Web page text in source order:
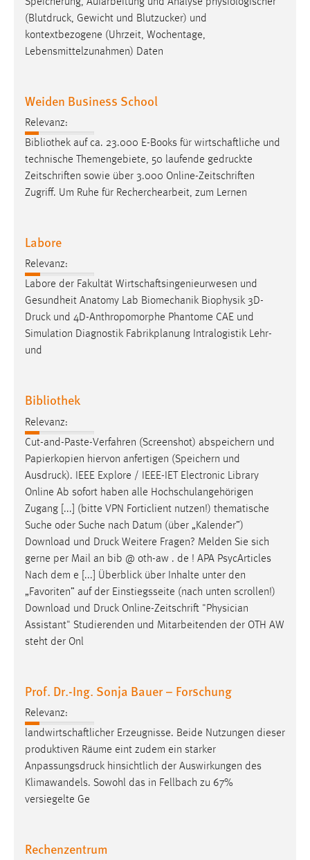
(Blutdruck, Gewicht und Blutzucker) und
kontextbezogene (Uhrzeit, Wochentage,
Lebensmittelzunahmen) Daten
Weiden Business School
Relevanz:
Bibliothek auf ca. 23.000 E-Books für wirtschaftliche und
technische Themengebiete, 50 laufende gedruckte
Zeitschriften sowie über 3.000 Online-Zeitschriften
Zugriff. Um Ruhe für Recherchearbeit, zum Lernen
Labore
Relevanz:
Labore der Fakultät Wirtschaftsingenieurwesen und
Gesundheit Anatomy Lab Biomechanik Biophysik 3D-
Druck und 4D-Anthropomorphe Phantome CAE und
Simulation Diagnostik Fabrikplanung Intralogistik Lehr-
und
Bibliothek
Relevanz:
Cut-and-Paste-Verfahren (Screenshot) abspeichern und
Papierkopien hiervon anfertigen (Speichern und
Ausdruck). IEEE Explore / IEEE-IET Electronic Library
Online Ab sofort haben alle Hochschulangehörigen
Zugang [...] (bitte VPN Forticlient nutzen!) thematische
Suche oder Suche nach Datum (über „Kalender”)
Download und Druck Weitere Fragen? Melden Sie sich
gerne per Mail an bib @ oth-aw . de ! APA PsycArticles
Nach dem e [...] Überblick über Inhalte unter den
„Favoriten” auf der Einstiegsseite (nach unten scrollen!)
Download und Druck Online-Zeitschrift "Physician
Assistant" Studierenden und Mitarbeitenden der OTH AW
steht der Onl
Prof. Dr.-Ing. Sonja Bauer – Forschung
Relevanz:
landwirtschaftlicher Erzeugnisse. Beide Nutzungen dieser
produktiven ­Räume eint zudem ein starker
Anpassungsdruck hinsichtlich der Auswirkungen des
Klimawandels. Sowohl das in Fellbach zu 67%
versiegelte Ge
Rechenzentrum
Conversion-Tracking
Cookie Laufzeit:
3 Monate
Facebook Pixel
Name:
_fbp
Anbieter:
Facebook
Cookie Laufzeit:
3 Monate
EXTERNE MEDIEN
Um Inhalte von Videoplattformen und Social Media
Plattformen anzeigen zu können, werden von diesen
YouTube
Vimeo